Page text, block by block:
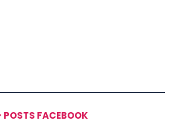
POSTS FACEBOOK